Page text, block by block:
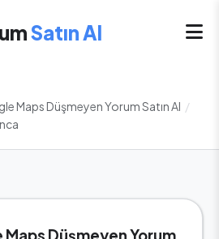
Satın Al
Maps Düşmeyen Yorum Satın Al /